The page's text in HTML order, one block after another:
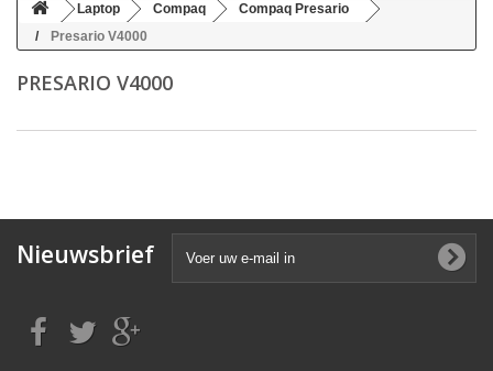
Laptop Compaq
Compaq Presario
Presario V4000
PRESARIO V4000
Nieuwsbrief